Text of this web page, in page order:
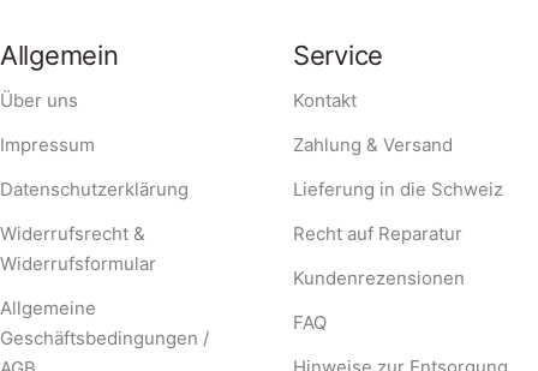
Allgemein
Über uns
Impressum
Datenschutzerklärung
Widerrufsrecht &
Widerrufsformular
Allgemeine
Geschäftsbedingungen /
Service
Kontakt
Zahlung & Versand
Lieferung in die Schweiz
Recht auf Reparatur
Kundenrezensionen
FAQ